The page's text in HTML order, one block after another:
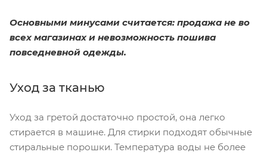
Основными минусами считается: продажа не во
всех магазинах и невозможность пошива
повседневной одежды.
Уход за тканью
Уход за гретой достаточно простой, она легко
стирается в машине. Для стирки подходят обычные
стиральные порошки. Температура воды не более